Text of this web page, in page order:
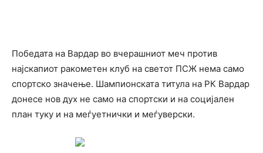
Победата на Вардар во вчерашниот меч против
најскапиот ракометен клуб на светот ПСЖ нема само
спортско значење. Шампионската титула на РК Вардар
донесе нов дух не само на спортски и на социјален
план туку и на меѓуетнички и меѓуверски.